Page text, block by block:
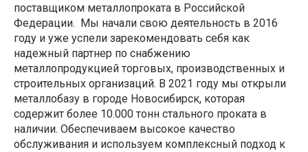
поставщиком металлопроката в Российской
Федерации. Мы начали свою деятельность в 2016
году и уже успели зарекомендовать себя как
надежный партнер по снабжению
металлопродукцией торговых, производственных и
строительных организаций. В 2021 году мы открыли
металлобазу в городе Новосибирск, которая
содержит более 10.000 тонн стального проката в
наличии. Обеспечиваем высокое качество
обслуживания и используем комплексный подход к